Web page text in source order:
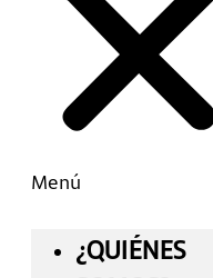
Menú
¿QUIÉNES